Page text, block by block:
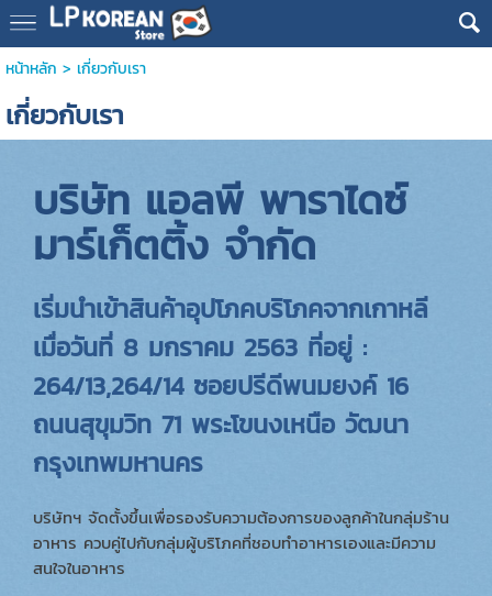
หน้าหลัก > เกี่ยวกับเรา
เกี่ยวกับเรา
บริษัท แอลพี พาราไดซ์
มาร์เก็ตติ้ง จำกัด
เริ่มนำเข้าสินค้าอุปโภคบริโภคจากเกาหลี
เมื่อวันที่ 8 มกราคม 2563 ที่อยู่ :
264/13,264/14 ซอยปรีดีพนมยงค์ 16
ถนนสุขุมวิท 71 พระโขนงเหนือ วัฒนา
กรุงเทพมหานคร
บริษัทฯ จัดตั้งขึ้นเพื่อรองรับความต้องการของลูกค้าในกลุ่มร้าน
อาหาร ควบคู่ไปกับกลุ่มผู้บริโภคที่ชอบทำอาหารเองและมีความ
สนใจในอาหาร